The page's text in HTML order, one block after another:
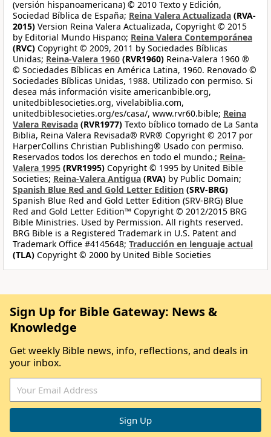
(versión hispanoamericana) © 2010 Texto y Edición,
Sociedad Bíblica de España; Reina Valera Actualizada (RVA-
2015) Version Reina Valera Actualizada, Copyright © 2015
by Editorial Mundo Hispano; Reina Valera Contemporánea
(RVC) Copyright © 2009, 2011 by Sociedades Bíblicas
Unidas; Reina-Valera 1960 (RVR1960) Reina-Valera 1960 ®
© Sociedades Bíblicas en América Latina, 1960. Renovado ©
Sociedades Bíblicas Unidas, 1988. Utilizado con permiso. Si
desea más información visite americanbible.org,
unitedbiblesocieties.org, vivelabiblia.com,
unitedbiblesocieties.org/es/casa/, www.rvr60.bible; Reina
Valera Revisada (RVR1977) Texto bíblico tomado de La Santa
Biblia, Reina Valera Revisada® RVR® Copyright © 2017 por
HarperCollins Christian Publishing® Usado con permiso.
Reservados todos los derechos en todo el mundo.; Reina-
Valera 1995 (RVR1995) Copyright © 1995 by United Bible
Societies; Reina-Valera Antigua (RVA) by Public Domain;
Spanish Blue Red and Gold Letter Edition (SRV-BRG)
Spanish Blue Red and Gold Letter Edition (SRV-BRG) Blue
Red and Gold Letter Edition™ Copyright © 2012/2015 BRG
Bible Ministries. Used by Permission. All rights reserved.
BRG Bible is a Registered Trademark in U.S. Patent and
Trademark Office #4145648; Traducción en lenguaje actual
(TLA) Copyright © 2000 by United Bible Societies
Sign Up for Bible Gateway: News &
Knowledge
Get weekly Bible news, info, reflections, and deals in
your inbox.